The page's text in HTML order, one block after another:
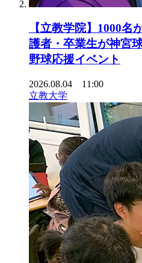
【立教学院】1000名
護者・卒業生が神宮
野球応援イベント
2026.08.04 11:00
立教大学